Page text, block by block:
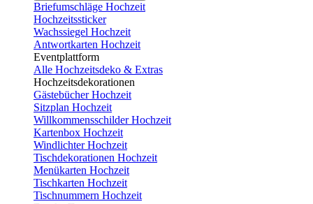
Briefumschläge Hochzeit
Hochzeitssticker
Wachssiegel Hochzeit
Antwortkarten Hochzeit
Eventplattform
Alle Hochzeitsdeko & Extras
Hochzeitsdekorationen
Gästebücher Hochzeit
Sitzplan Hochzeit
Willkommensschilder Hochzeit
Kartenbox Hochzeit
Windlichter Hochzeit
Tischdekorationen Hochzeit
Menükarten Hochzeit
Tischkarten Hochzeit
Tischnummern Hochzeit